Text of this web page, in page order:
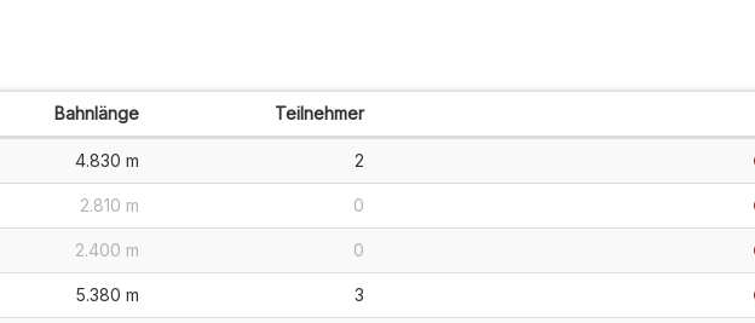
Bahnlänge Teilnehmer
4.830 m 2
2.810 m 0
2.400 m 0
5.380 m 3